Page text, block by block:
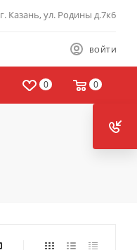
г. Казань, ул. Родины д.7к6
ВОЙТИ
0 0